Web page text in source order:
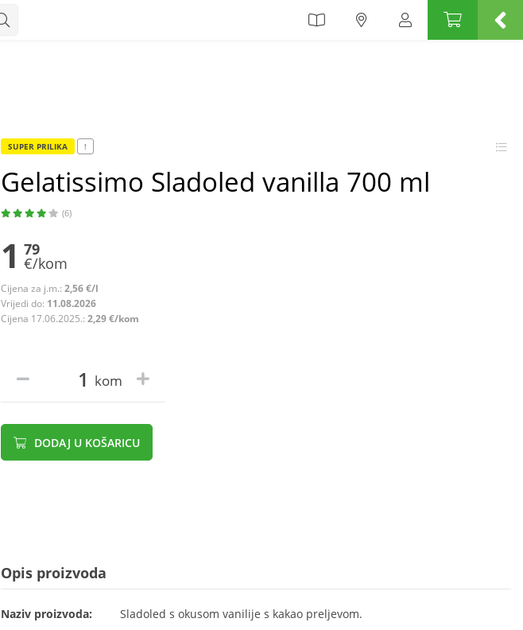
SUPER PRILIKA !
Gelatissimo Sladoled vanilla 700 ml
(6)
1 79
€/kom
Cijena za j.m.: 2,56 €/l
Vrijedi do: 11.08.2026
Cijena 17.06.2025.: 2,29 €/kom
kom
DODAJ U KOŠARICU
Opis proizvoda
Naziv proizvoda:
Sladoled s okusom vanilije s kakao preljevom.